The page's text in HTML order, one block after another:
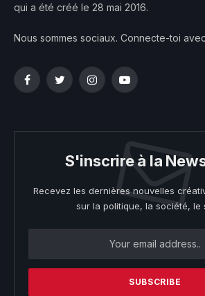
qui a été créé le 28 mai 2016.
Nous sommes sociaux. Connecte-toi
FacebookTwitterInstagramYouTube
S'inscrire à la
Recevez les dernières nouvelles
sur la politique, la société, le